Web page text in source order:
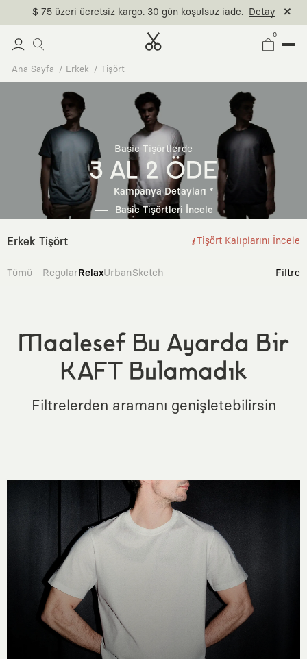
$ 75 üzeri ücretsiz kargo. 30 gün koşulsuz iade. Detay
0
Ana Sayfa Erkek Tişört
Basic Tişörtlerde
3 AL 2 ÖDE
Kampanya Detayları *
Basic Tişörtleri İncele
Erkek Tişört Tişört Kalıplarını İncele
Tümü RegularRelaxUrbanSketch Filtre
Maalesef Bu Ayarda Bir
KAFT Bulamadık
Filtrelerden aramanı genişletebilirsin